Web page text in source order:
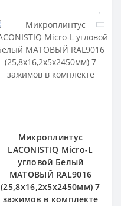
Микроплинтус
LACONISTIQ Micro-L
угловой Белый
МАТОВЫЙ RAL9016
(25,8х16,2х5х2450мм) 7
зажимов в комплекте